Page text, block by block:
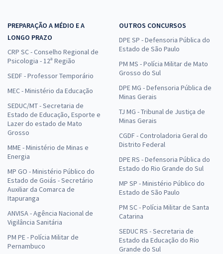
PREPARAÇÃO A MÉDIO E A
LONGO PRAZO
CRP SC - Conselho Regional de
Psicologia - 12ª Região
SEDF - Professor Temporário
MEC - Ministério da Educação
SEDUC/MT - Secretaria de
Estado de Educação, Esporte e
Lazer do estado de Mato
Grosso
MME - Ministério de Minas e
Energia
MP GO - Ministério Público do
Estado de Goiás - Secretário
Auxiliar da Comarca de
Itapuranga
ANVISA - Agência Nacional de
Vigilância Sanitária
PM PE - Polícia Militar de
Pernambuco
OUTROS CONCURSOS
DPE SP - Defensoria Pública do
Estado de São Paulo
PM MS - Polícia Militar de Mato
Grosso do Sul
DPE MG - Defensoria Pública de
Minas Gerais
TJ MG - Tribunal de Justiça de
Minas Gerais
CGDF - Controladoria Geral do
Distrito Federal
DPE RS - Defensoria Pública do
Estado do Rio Grande do Sul
MP SP - Ministério Público do
Estado de São Paulo
PM SC - Polícia Militar de Santa
Catarina
SEDUC RS - Secretaria de
Estado da Educação do Rio
Grande do Sul